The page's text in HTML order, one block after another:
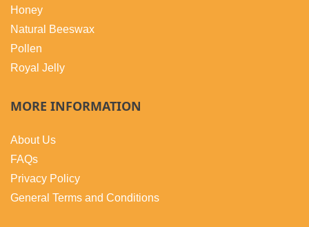
Honey
Natural Beeswax
Pollen
Royal Jelly
MORE INFORMATION
About Us
FAQs
Privacy Policy
General Terms and Conditions